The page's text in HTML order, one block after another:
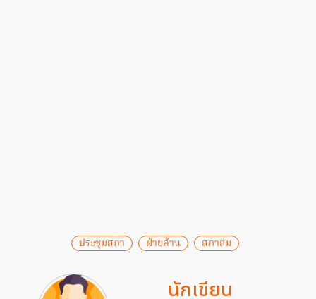
ประชุมสภา ฝ่ายค้าน สภาล่ม
นักเขียน